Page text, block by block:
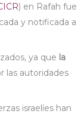
) en Rafah fue
y notificada a
ya que la
las autoridades
israelíes han